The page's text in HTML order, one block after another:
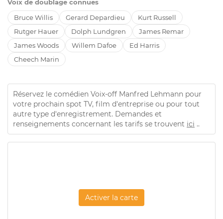
Voix de doublage connues
Bruce Willis
Gerard Depardieu
Kurt Russell
Rutger Hauer
Dolph Lundgren
James Remar
James Woods
Willem Dafoe
Ed Harris
Cheech Marin
Réservez le comédien Voix-off Manfred Lehmann pour
votre prochain spot TV, film d'entreprise ou pour tout
autre type d'enregistrement. Demandes et
renseignements concernant les tarifs se trouvent ici ..
Activer la carte